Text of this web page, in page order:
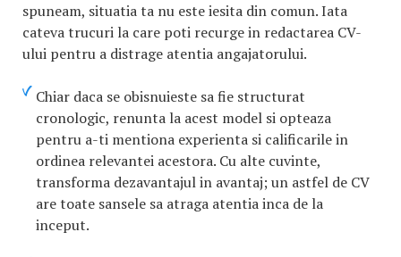
spuneam, situatia ta nu este iesita din comun. Iata
cateva trucuri la care poti recurge in redactarea CV-
ului pentru a distrage atentia angajatorului.
Chiar daca se obisnuieste sa fie structurat
cronologic, renunta la acest model si opteaza
pentru a-ti mentiona experienta si calificarile in
ordinea relevantei acestora. Cu alte cuvinte,
transforma dezavantajul in avantaj; un astfel de CV
are toate sansele sa atraga atentia inca de la
inceput.